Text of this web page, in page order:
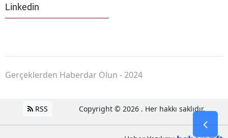
Linkedin
Gerçeklerden Haberdar Olun - 2024
RSS Copyright © 2026 . Her hakkı saklıdır.